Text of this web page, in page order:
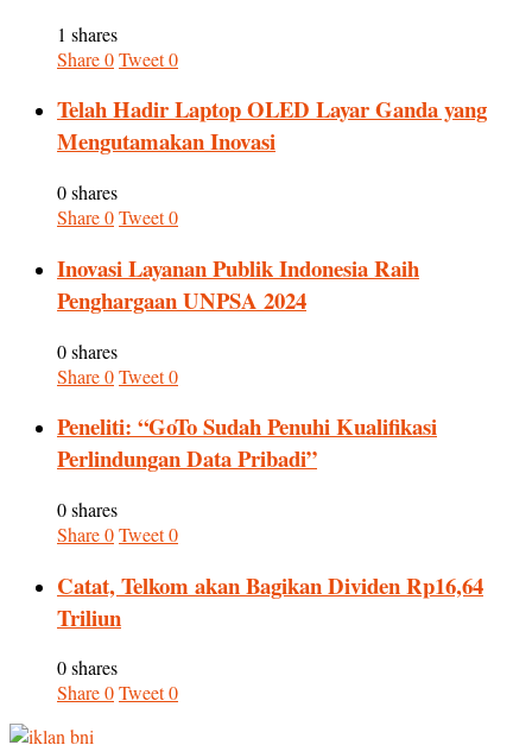
1 shares
Share0Tweet0
Telah Hadir Laptop OLED Layar Ganda yang
Mengutamakan Inovasi
0 shares
Share0Tweet0
Inovasi Layanan Publik Indonesia Raih
Penghargaan UNPSA 2024
0 shares
Share0Tweet0
Peneliti: “GoTo Sudah Penuhi Kualifikasi
Perlindungan Data Pribadi”
0 shares
Share0Tweet0
Catat, Telkom akan Bagikan Dividen Rp16,64
Triliun
0 shares
Share0Tweet0